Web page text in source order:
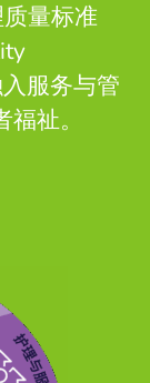
量标准
服务与管
祉。